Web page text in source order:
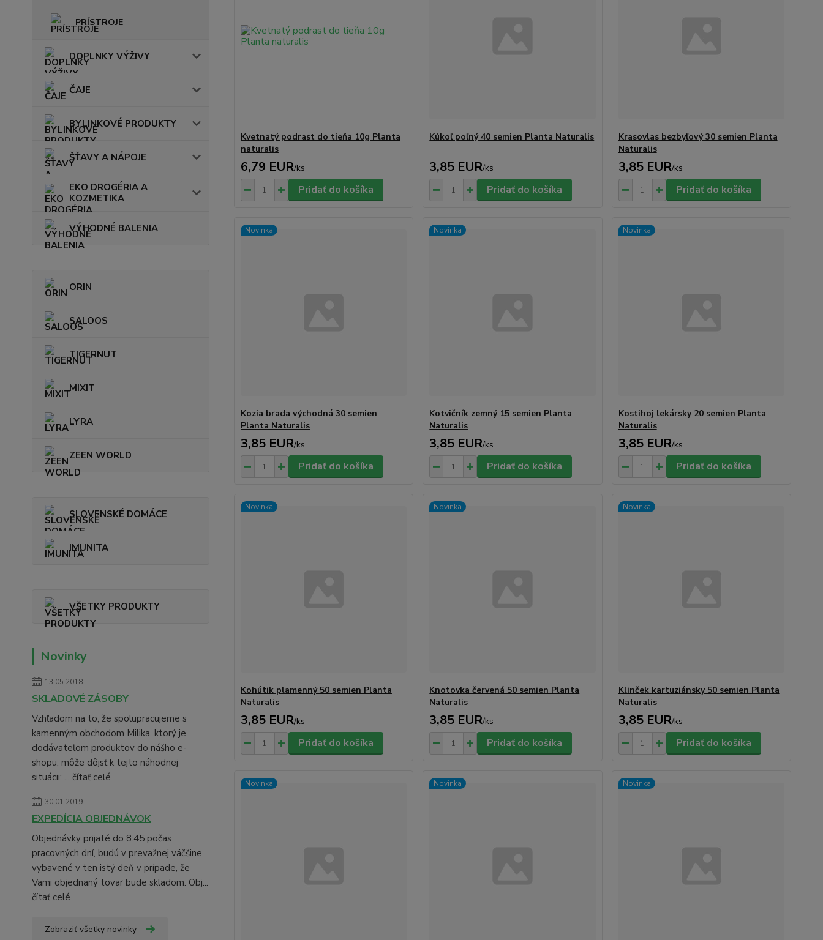
PRÍSTROJE
DOPLNKY VÝŽIVY
ČAJE
BYLINKOVÉ PRODUKTY
ŠŤAVY A NÁPOJE
EKO DROGÉRIA A
KOZMETIKA
VÝHODNÉ BALENIA
ORIN
SALOOS
TIGERNUT
MIXIT
LYRA
ZEEN WORLD
SLOVENSKÉ DOMÁCE
IMUNITA
VŠETKY PRODUKTY
Novinky
13.05.2018
SKLADOVÉ ZÁSOBY
Vzhľadom na to, že spolupracujeme s
kamenným obchodom Milika, ktorý je
dodávateľom produktov do nášho e-
shopu, môže dôjsť k tejto náhodnej
situácii: ... čítať celé
30.01.2019
EXPEDÍCIA OBJEDNÁVOK
Objednávky prijaté do 8:45 počas
pracovných dní, budú v prevažnej väčšine
vybavené v ten istý deň v prípade, že
Vami objednaný tovar bude skladom. Obj...
čítať celé
Zobraziť všetky novinky
Kvetnatý podrast do tieňa 10g Planta
naturalis
6,79 EUR/ks
Pridať do košíka
Kúkoľ poľný 40 semien Planta Naturalis
3,85 EUR/ks
Pridať do košíka
Krasovlas bezbyľový 30 semien Planta
Naturalis
3,85 EUR/ks
Pridať do košíka
Novinka
Kozia brada východná 30 semien
Planta Naturalis
3,85 EUR/ks
Pridať do košíka
Novinka
Kotvičník zemný 15 semien Planta
Naturalis
3,85 EUR/ks
Pridať do košíka
Novinka
Kostihoj lekársky 20 semien Planta
Naturalis
3,85 EUR/ks
Pridať do košíka
Novinka
Kohútik plamenný 50 semien Planta
Naturalis
3,85 EUR/ks
Pridať do košíka
Novinka
Knotovka červená 50 semien Planta
Naturalis
3,85 EUR/ks
Pridať do košíka
Novinka
Klinček kartuziánsky 50 semien Planta
Naturalis
3,85 EUR/ks
Pridať do košíka
Novinka Novinka Novinka